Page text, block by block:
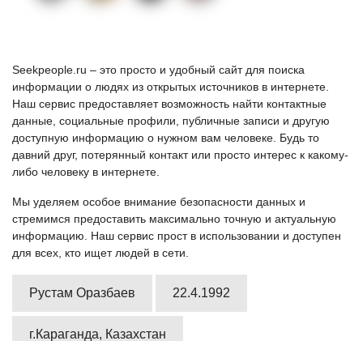
Seekpeople.ru – это просто и удобный сайт для поиска
информации о людях из открытых источников в интернете.
Наш сервис предоставляет возможность найти контактные
данные, социальные профили, публичные записи и другую
доступную информацию о нужном вам человеке. Будь то
давний друг, потерянный контакт или просто интерес к какому-
либо человеку в интернете.
Мы уделяем особое внимание безопасности данных и
стремимся предоставить максимально точную и актуальную
информацию. Наш сервис прост в использовании и доступен
для всех, кто ищет людей в сети.
Рустам Оразбаев 22.4.1992
г.Караганда, Казахстан